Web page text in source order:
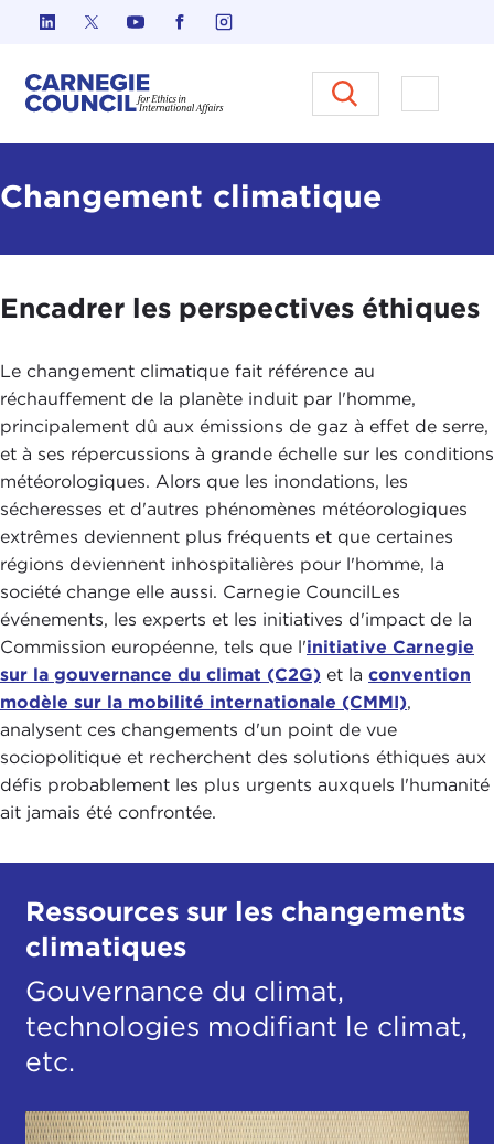
Skip to content
Carnegie Council sur
Ouvrir
Changement climatique
Encadrer les perspectives éthiques
Le changement climatique fait référence au
réchauffement de la planète induit par l'homme,
principalement dû aux émissions de gaz à effet de serre,
et à ses répercussions à grande échelle sur les conditions
météorologiques. Alors que les inondations, les
sécheresses et d'autres phénomènes météorologiques
extrêmes deviennent plus fréquents et que certaines
régions deviennent inhospitalières pour l'homme, la
société change elle aussi. Carnegie CouncilLes
événements, les experts et les initiatives d'impact de la
Commission européenne, tels que l'initiative Carnegie
sur la gouvernance du climat (C2G) et la convention
modèle sur la mobilité internationale (CMMI),
analysent ces changements d'un point de vue
sociopolitique et recherchent des solutions éthiques aux
défis probablement les plus urgents auxquels l'humanité
ait jamais été confrontée.
Ressources sur les changements
climatiques
Gouvernance du climat,
technologies modifiant le climat,
etc.